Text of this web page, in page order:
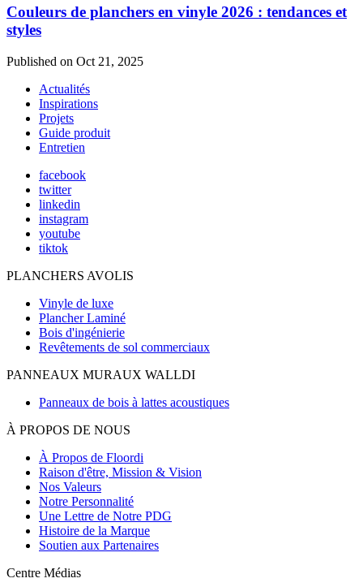
Couleurs de planchers en vinyle 2026 : tendances et
styles
Published on Oct 21, 2025
Actualités
Inspirations
Projets
Guide produit
Entretien
facebook
twitter
linkedin
instagram
youtube
tiktok
PLANCHERS AVOLIS
Vinyle de luxe
Plancher Laminé
Bois d'ingénierie
Revêtements de sol commerciaux
PANNEAUX MURAUX WALLDI
Panneaux de bois à lattes acoustiques
À PROPOS DE NOUS
À Propos de Floordi
Raison d'être, Mission & Vision
Nos Valeurs
Notre Personnalité
Une Lettre de Notre PDG
Histoire de la Marque
Soutien aux Partenaires
Centre Médias